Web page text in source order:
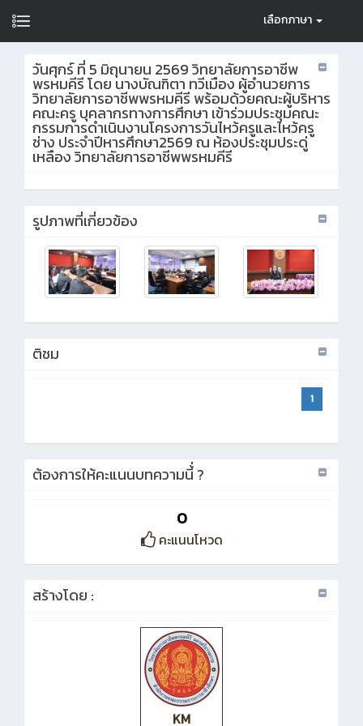
เลือกภาษา
วันศุกร์ ที่ 5 มิถุนายน 2569 วิทยาลัยการอาชีพ
พรหมคีรี โดย นางบัณฑิตา ทวีเมือง ผู้อำนวยการ
วิทยาลัยการอาชีพพรหมคีรี พร้อมด้วยคณะผู้บริหาร
คณะครู บุคลากรทางการศึกษา เข้าร่วมประชุมคณะ
กรรมการดำเนินงานโครงการวันไหว้ครูและไหว้ครู
ช่าง ประจำปีหารศึกษา2569 ณ ห้องประชุมประดู่
เหลือง วิทยาลัยการอาชีพพรหมคีรี
รูปภาพที่เกี่ยวข้อง
ติชม
1
ต้องการให้คะแนนบทความนี้่ ?
0
คะแนนโหวด
สร้างโดย :
KM